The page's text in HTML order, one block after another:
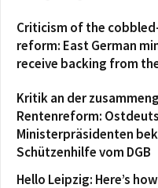
Criticism of the
reform: East German
receive backing from
Kritik an der
Rentenreform:
Ministerpräsidenten
Schützenhilfe vom DGB
Hello Leipzig: Here’s